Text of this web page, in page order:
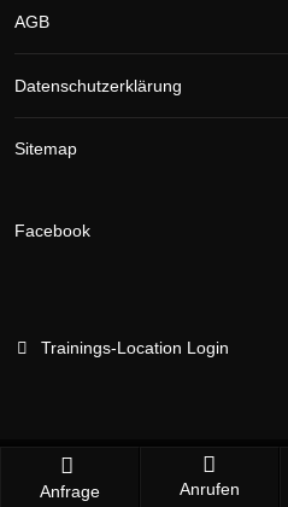
Anfrage Anrufen
AGB
Datenschutzerklärung
Sitemap
Facebook
Trainings-Location Login
Branchenportal Software made in
Aktuelle Version: 14.13.0